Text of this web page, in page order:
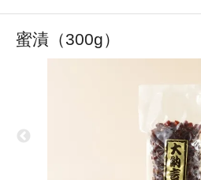
蜜漬（300g）